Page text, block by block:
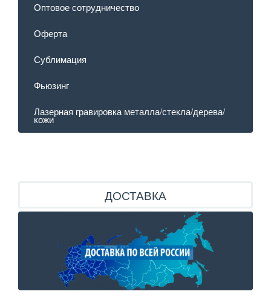
Оптовое сотрудничество
Оферта
Сублимация
Фьюзинг
Лазерная гравировка металла/стекла/дерева/
кожи
ДОСТАВКА